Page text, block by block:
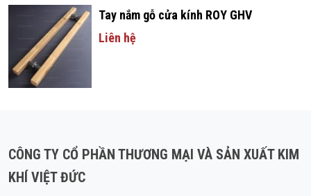
Tay nắm gỗ cửa kính ROY GHV
Liên hệ
CÔNG TY CỔ PHẦN THƯƠNG MẠI VÀ SẢN XUẤT KIM
KHÍ VIỆT ĐỨC